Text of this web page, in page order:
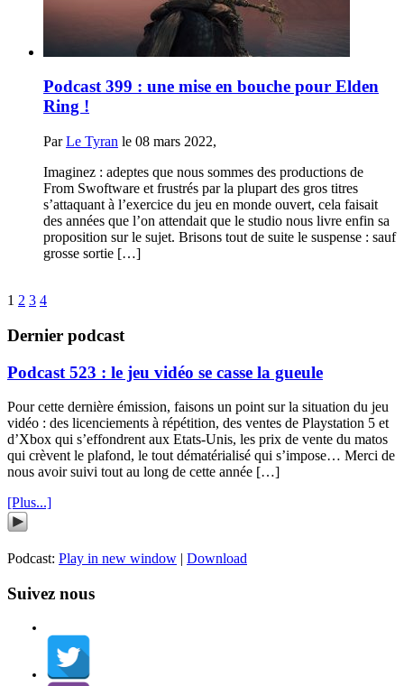
Podcast 399 : une mise en bouche pour Elden
Ring !
ParLe Tyran le 08 mars 2022,
Imaginez : adeptes que nous sommes des productions de
From Swoftware et frustrés par la plupart des gros titres
s’attaquant à l’exercice du jeu en monde ouvert, cela faisait
des années que l’on attendait que le studio nous livre enfin sa
proposition sur le sujet. Brisons tout de suite le suspense : sauf
grosse sortie […]
1 2 3 4
Dernier podcast
Podcast 523 : le jeu vidéo se casse la gueule
Pour cette dernière émission, faisons un point sur la situation du jeu
vidéo : des licenciements à répétition, des ventes de Playstation 5 et
d’Xbox qui s’effondrent aux Etats-Unis, les prix de vente du matos
qui crèvent le plafond, le tout dématérialisé qui s’impose… Merci de
nous avoir suivi tout au long de cette année […]
[Plus...]
Podcast: Play in new window | Download
Suivez nous